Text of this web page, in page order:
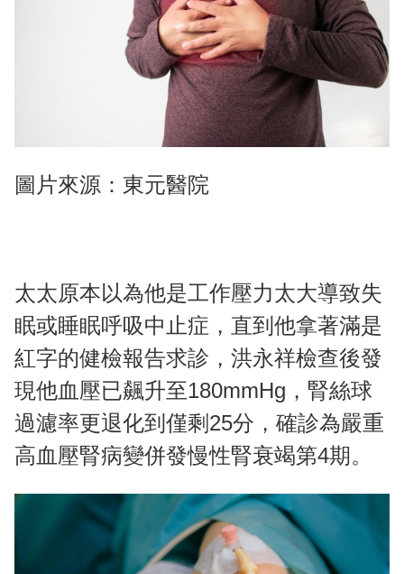
圖片來源：東元醫院
太太原本以為他是工作壓力太大導致失
眠或睡眠呼吸中止症，直到他拿著滿是
紅字的健檢報告求診，洪永祥檢查後發
現他血壓已飆升至180mmHg，腎絲球
過濾率更退化到僅剩25分，確診為嚴重
高血壓腎病變併發慢性腎衰竭第4期。